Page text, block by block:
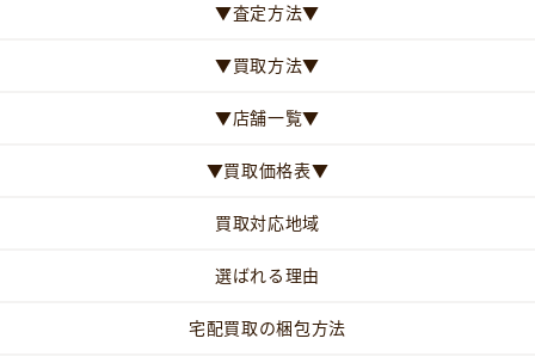
▼査定方法▼
▼買取方法▼
▼店舗一覧▼
▼買取価格表▼
買取対応地域
選ばれる理由
宅配買取の梱包方法